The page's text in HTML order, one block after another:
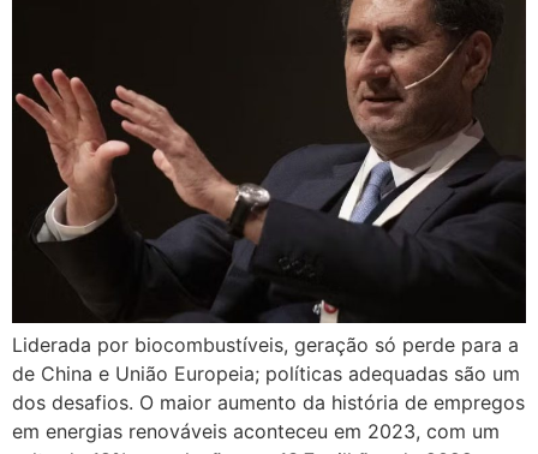
Liderada por biocombustíveis, geração só perde para a
de China e União Europeia; políticas adequadas são um
dos desafios. O maior aumento da história de empregos
em energias renováveis aconteceu em 2023, com um